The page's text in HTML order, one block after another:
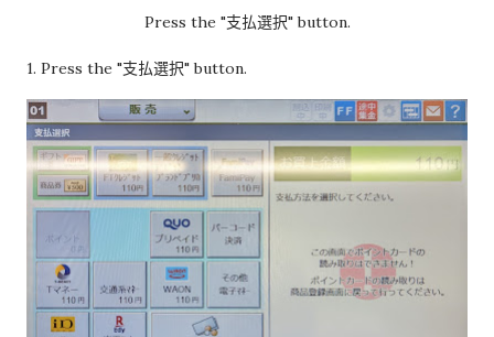
Press the "支払選択" button.
1. Press the "支払選択" button.